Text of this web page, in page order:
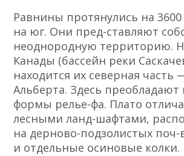
Равнины протянулись на 3600
на юг. Они пред-ставляют
неоднородную территорию.
Канады (бассейн реки
находится их северная часть
Альберта. Здесь
формы релье-фа. Плато
лесными ланд-шафтами,
на дерново-подзолистых поч-
и отдельные осиновые колки.